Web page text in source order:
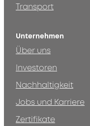
Transport
Unternehmen
Über uns
Investoren
Nachhaltigkeit
Jobs und Karriere
Zertifikate